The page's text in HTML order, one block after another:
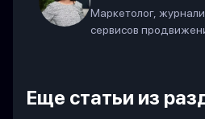
Маркетолог,
сервисов
Еще статьи из